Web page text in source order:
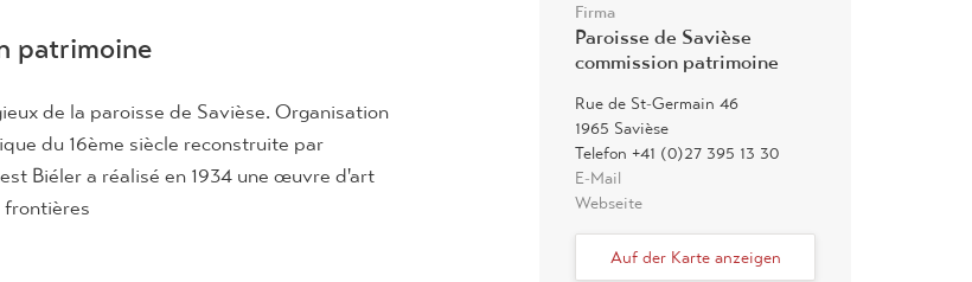
patrimoine
de la paroisse de Savièse. Organisation
du 16ème siècle reconstruite par
Biéler a réalisé en 1934 une œuvre d'art
frontières
Firma
Paroisse de Savièse
commission patrimoine
Rue de St-Germain 46
1965 Savièse
Telefon +41 (0)27 395 13 30
E-Mail
Webseite
Auf der Karte anzeigen